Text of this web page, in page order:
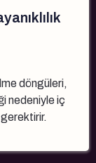
döngüleri,
nedeniyle iç